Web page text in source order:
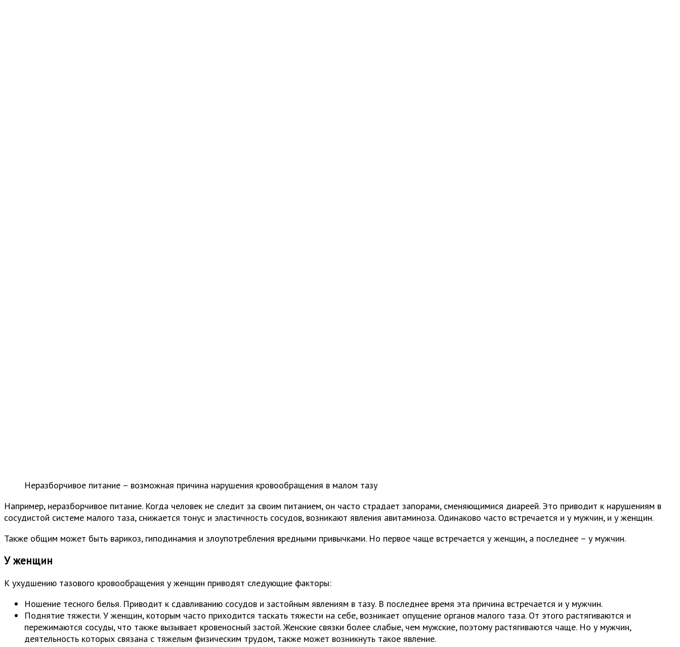
Неразборчивое питание – возможная причина нарушения кровообращения в малом тазу
Например, неразборчивое питание. Когда человек не следит за своим питанием, он часто страдает запорами, сменяющимися диареей. Это приводит к нарушениям в
сосудистой системе малого таза, снижается тонус и эластичность сосудов, возникают явления авитаминоза. Одинаково часто встречается и у мужчин, и у женщин.
Также общим может быть варикоз, гиподинамия и злоупотребления вредными привычками. Но первое чаще встречается у женщин, а последнее – у мужчин.
У женщин
К ухудшению тазового кровообращения у женщин приводят следующие факторы:
Ношение тесного белья. Приводит к сдавливанию сосудов и застойным явлениям в тазу. В последнее время эта причина встречается и у мужчин.
Поднятие тяжести. У женщин, которым часто приходится таскать тяжести на себе, возникает опущение органов малого таза. От этого растягиваются и
пережимаются сосуды, что также вызывает кровеносный застой. Женские связки более слабые, чем мужские, поэтому растягиваются чаще. Но у мужчин,
деятельность которых связана с тяжелым физическим трудом, также может возникнуть такое явление.